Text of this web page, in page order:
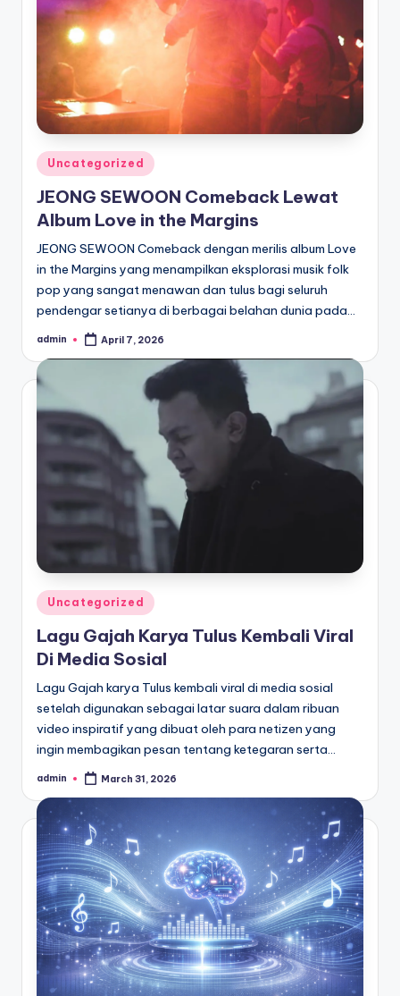
Posted
in
Uncategorized
JEONG SEWOON Comeback Lewat
Album Love in the Margins
JEONG SEWOON Comeback dengan merilis album Love
in the Margins yang menampilkan eksplorasi musik folk
pop yang sangat menawan dan tulus bagi seluruh
pendengar setianya di berbagai belahan dunia pada…
Posted
admin April 7, 2026
Posted
in
Uncategorized
Lagu Gajah Karya Tulus Kembali Viral
Di Media Sosial
Lagu Gajah karya Tulus kembali viral di media sosial
setelah digunakan sebagai latar suara dalam ribuan
video inspiratif yang dibuat oleh para netizen yang
ingin membagikan pesan tentang ketegaran serta…
Posted
admin March 31, 2026